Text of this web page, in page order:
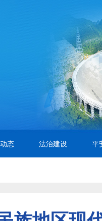
态 法治建设 平